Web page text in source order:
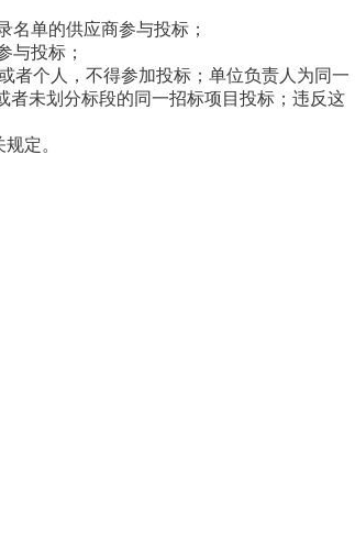
名单的供应商参与投标；
与投标；
者个人，不得参加投标；单位负责人为同一
者未划分标段的同一招标项目投标；违反这
定。